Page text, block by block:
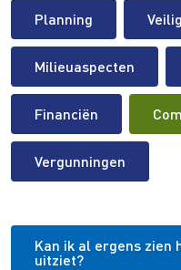
Planning
Milieuaspecten
Financiën
Vergunningen
Kan ik al ergens zien
uitziet?